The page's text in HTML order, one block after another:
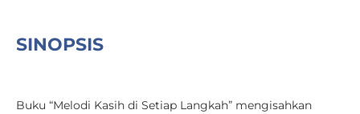
SINOPSIS
Buku “Melodi Kasih di Setiap Langkah” mengisahkan